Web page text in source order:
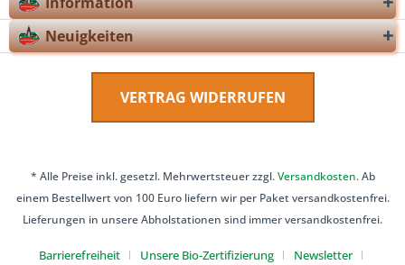
Neuigkeiten
VERTRAG WIDERRUFEN
* Alle Preise inkl. gesetzl. Mehrwertsteuer zzgl.Versandkosten. Ab
einem Bestellwert von 100 Euro liefern wir per Paket versandkostenfrei.
Lieferungen in unsere Abholstationen sind immer versandkostenfrei.
Barrierefreiheit Unsere Bio-Zertifizierung
Newsletter